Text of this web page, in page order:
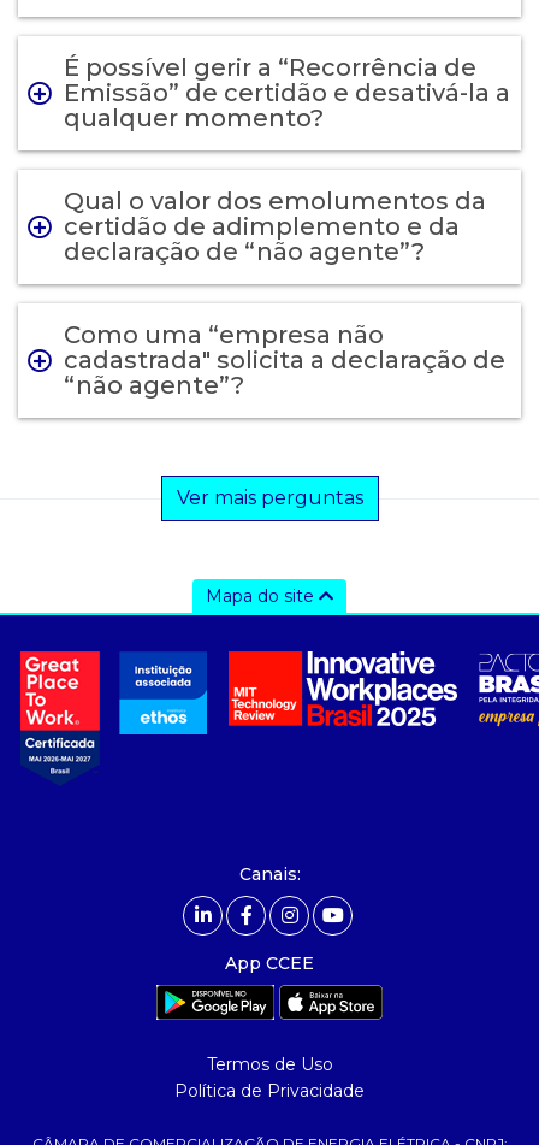
É possível gerir a “Recorrência de
Emissão” de certidão e desativá-la a
qualquer momento?
Qual o valor dos emolumentos da
certidão de adimplemento e da
declaração de “não agente”?
Como uma “empresa não
cadastrada" solicita a declaração de
“não agente”?
Ver mais perguntas
Mapa do site
- sobre nós
- governança
- nossos associados
- integridade, riscos e auditoria
- relatório de sustentabilidade
Canais:
App CCEE
Termos de Uso
Política de Privacidade